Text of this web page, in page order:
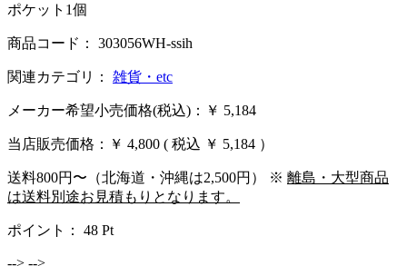
ポケット1個
商品コード： 303056WH-ssih
関連カテゴリ： 雑貨・etc
メーカー希望小売価格(税込)：￥ 5,184
当店販売価格： ￥ 4,800 ( 税込 ￥ 5,184 ）
送料800円〜（北海道・沖縄は2,500円） ※ 離島・大型商品
は送料別途お見積もりとなります。
ポイント： 48 Pt
--> -->